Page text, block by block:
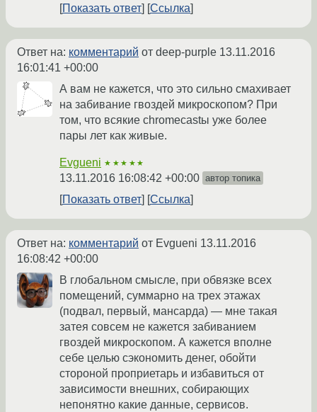
Показать ответ Ссылка
Ответ на: комментарий от deep-purple 13.11.2016
16:01:41 +00:00
А вам не кажется, что это сильно смахивает
на забивание гвоздей микроскопом? При
том, что всякие chromecastы уже более
пары лет как живые.
Evgueni ★★★★★
13.11.2016 16:08:42 +00:00 автор топика
Показать ответ Ссылка
Ответ на: комментарий от Evgueni 13.11.2016
16:08:42 +00:00
В глобальном смысле, при обвязке всех
помещений, суммарно на трех этажах
(подвал, первый, мансарда) — мне такая
затея совсем не кажется забиванием
гвоздей микроскопом. А кажется вполне
себе целью сэкономить денег, обойти
стороной проприетарь и избавиться от
зависимости внешних, собирающих
непонятно какие данные, сервисов.